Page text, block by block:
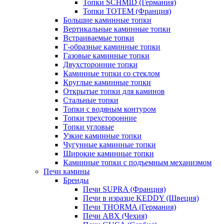
Топки SCHMID (Германия)
Топки TOTEM (Франция)
Большие каминные топки
Вертикальные каминные топки
Встраиваемые топки
Г-образные каминные топки
Газовые каминные топки
Двухсторонние топки
Каминные топки со стеклом
Круглые каминные топки
Открытые топки для каминов
Стальные топки
Топки с водяным контуром
Топки трехсторонние
Топки угловые
Узкие каминные топки
Чугунные каминные топки
Широкие каминные топки
Каминные топки с подъемным механизмом
Печи камины
Бренды
Печи SUPRA (Франция)
Печи в изразце KEDDY (Швеция)
Печи THORMA (Германия)
Печи ABX (Чехия)